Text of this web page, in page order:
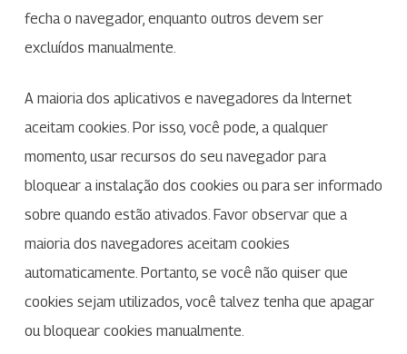
fecha o navegador, enquanto outros devem ser
excluídos manualmente.
A maioria dos aplicativos e navegadores da Internet
aceitam cookies. Por isso, você pode, a qualquer
momento, usar recursos do seu navegador para
bloquear a instalação dos cookies ou para ser informado
sobre quando estão ativados. Favor observar que a
maioria dos navegadores aceitam cookies
automaticamente. Portanto, se você não quiser que
cookies sejam utilizados, você talvez tenha que apagar
ou bloquear cookies manualmente.